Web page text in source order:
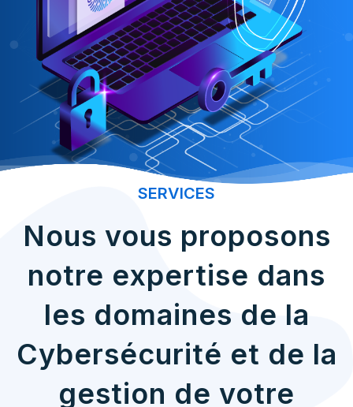
SERVICES
Nous vous proposons
notre expertise dans
les domaines de la
Cybersécurité et de la
gestion de votre